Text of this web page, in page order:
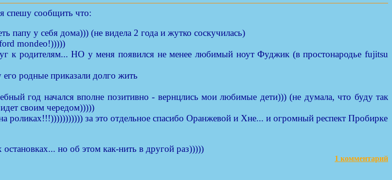
спешу сообщить что:
папу у себя дома))) (не видела 2 года и жутко соскучилась)
mondeo!)))))
к родителям... НО у меня появился не менее любимый ноут Фуджик (в простонародье fujitsu
родные приказали долго жить
год начался вполне позитивно - вернцлись мои любимые дети))) (не думала, что буду так
своим чередом)))))
роликах!!!))))))))))) за это отдельное спасибо Оранжевой и Хне... и огромный респект Пробирке
но об этом как-нить в другой раз)))))
1 комментарий